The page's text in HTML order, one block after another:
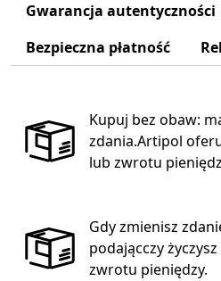
Gwarancja autentyczności
Bezpieczna płatność
Kupuj bez obaw:
zdania.Artipol
lub zwrotu
Gdy zmienisz
podającczy
zwrotu pieniędzy.